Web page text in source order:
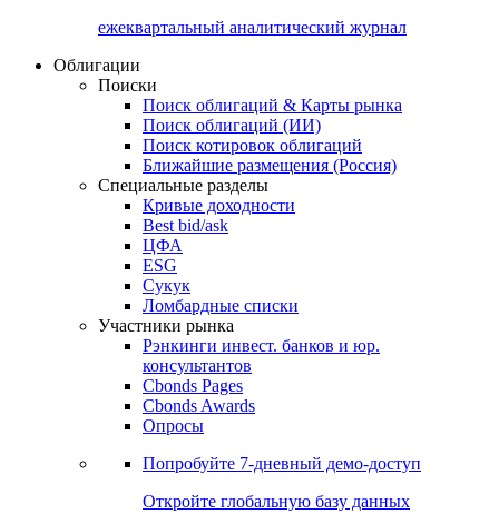
ежеквартальный аналитический журнал
Облигации
Поиски
Поиск облигаций & Карты рынка
Поиск облигаций (ИИ)
Поиск котировок облигаций
Ближайшие размещения (Россия)
Специальные разделы
Кривые доходности
Best bid/ask
ЦФА
ESG
Сукук
Ломбардные списки
Участники рынка
Рэнкинги инвест. банков и юр.
консультантов
Cbonds Pages
Cbonds Awards
Опросы
Попробуйте 7-дневный демо-доступ
Откройте глобальную базу данных